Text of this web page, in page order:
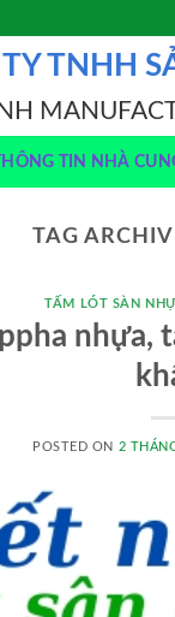
TNHH
TIN NHÀ
TAG
TẤM LÓT SÀN
nhựa,
POSTED ON 2